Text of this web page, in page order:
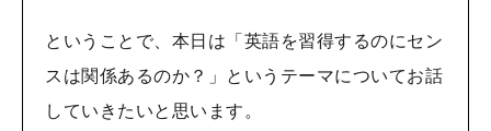
ということで、本日は「英語を習得するのにセン
スは関係あるのか？」というテーマについてお話
していきたいと思います。